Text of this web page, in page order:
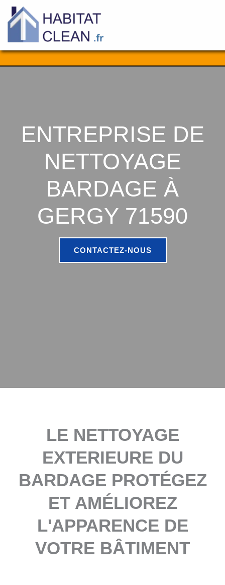
Aller
ENTREPRISE DE
NETTOYAGE
BARDAGE À
GERGY 71590
CONTACTEZ-NOUS
LE NETTOYAGE
EXTERIEURE DU
BARDAGE PROTÉGEZ
ET AMÉLIOREZ
L'APPARENCE DE
VOTRE BÂTIMENT